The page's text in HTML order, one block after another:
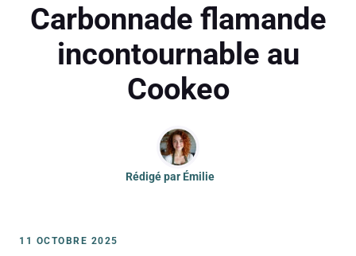
Carbonnade flamande
incontournable au
Cookeo
Rédigé par Émilie
11 OCTOBRE 2025